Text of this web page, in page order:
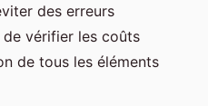
des erreurs
vérifier les coûts
de tous les éléments